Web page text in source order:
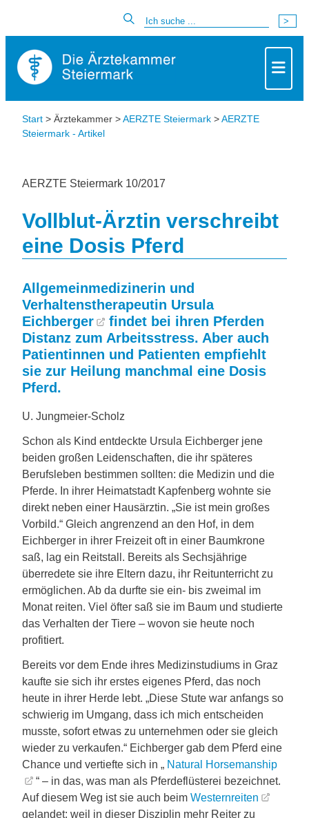
Start > Ärztekammer >AERZTE Steiermark >AERZTE
Steiermark - Artikel
AERZTE Steiermark 10/2017
Vollblut-Ärztin verschreibt
eine Dosis Pferd
Allgemeinmedizinerin und
Verhaltenstherapeutin Ursula
Eichberger
findet bei ihren Pferden
Distanz zum Arbeitsstress. Aber auch
Patientinnen und Patienten empfiehlt
sie zur Heilung manchmal eine Dosis
Pferd.
U. Jungmeier-Scholz
Schon als Kind entdeckte Ursula Eichberger jene
beiden großen Leidenschaften, die ihr späteres
Berufsleben bestimmen sollten: die Medizin und die
Pferde. In ihrer Heimatstadt Kapfenberg wohnte sie
direkt neben einer Hausärztin. „Sie ist mein großes
Vorbild.“ Gleich angrenzend an den Hof, in dem
Eichberger in ihrer Freizeit oft in einer Baumkrone
saß, lag ein Reitstall. Bereits als Sechsjährige
überredete sie ihre Eltern dazu, ihr Reitunterricht zu
ermöglichen. Ab da durfte sie ein- bis zweimal im
Monat reiten. Viel öfter saß sie im Baum und studierte
das Verhalten der Tiere – wovon sie heute noch
profitiert.
Bereits vor dem Ende ihres Medizinstudiums in Graz
kaufte sie sich ihr erstes eigenes Pferd, das noch
heute in ihrer Herde lebt. „Diese Stute war anfangs so
schwierig im Umgang, dass ich mich entscheiden
musste, sofort etwas zu unternehmen oder sie gleich
wieder zu verkaufen.“ Eichberger gab dem Pferd eine
Chance und vertiefte sich in „ Natural Horsemanship
“ – in das, was man als Pferdeflüsterei bezeichnet.
Auf diesem Weg ist sie auch beim Westernreiten
gelandet: weil in dieser Disziplin mehr Reiter zu